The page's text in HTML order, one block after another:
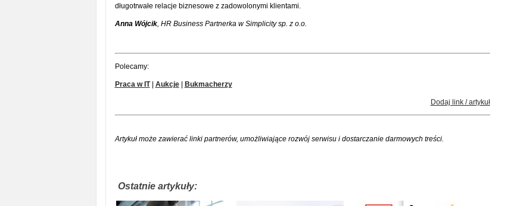
długotrwałe relacje biznesowe z zadowolonymi klientami.
Anna Wójcik, HR Business Partnerka w Simplicity sp. z o.o.
Polecamy:
Praca w IT| Aukcje| Bukmacherzy
Dodaj link / artykuł
Artykuł może zawierać linki partnerów, umożliwiające rozwój serwisu i dostarczanie darmowych treści.
Ostatnie artykuły: